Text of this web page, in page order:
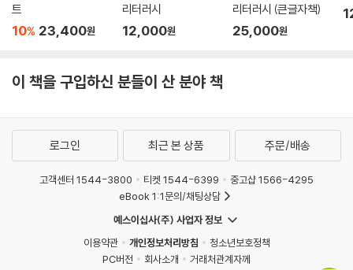
트
10% 23,400원
리터러시
12,000원
리터러시 (큰글자책)
25,000원
이 책을 구입하신 분들이 산 분야 책
로그인 최근 본 상품 주문/배송
고객센터 1544-3800 티켓 1544-6399
중고샵 1566-4295
eBook 1:1문의/채팅상담
예스이십사(주) 사업자 정보
이용약관
개인정보처리방침
청소년보호정책
PC버전
회사소개
거래처관계자께